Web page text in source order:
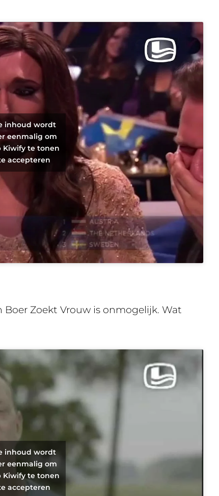
inhoud wordt
eenmalig om
Kiwify te tonen
accepteren
Boer Zoekt Vrouw is onmogelijk. Wat
inhoud wordt
eenmalig om
Kiwify te tonen
accepteren